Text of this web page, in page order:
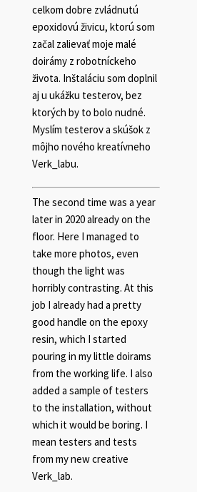
celkom dobre zvládnutú
epoxidovú živicu, ktorú som
začal zalievať moje malé
doirámy z robotníckeho
života. Inštaláciu som doplnil
aj u ukážku testerov, bez
ktorých by to bolo nudné.
Myslím testerov a skúšok z
môjho nového kreatívneho
Verk_labu.
The second time was a year
later in 2020 already on the
floor. Here I managed to
take more photos, even
though the light was
horribly contrasting. At this
job I already had a pretty
good handle on the epoxy
resin, which I started
pouring in my little doirams
from the working life. I also
added a sample of testers
to the installation, without
which it would be boring. I
mean testers and tests
from my new creative
Verk_lab.